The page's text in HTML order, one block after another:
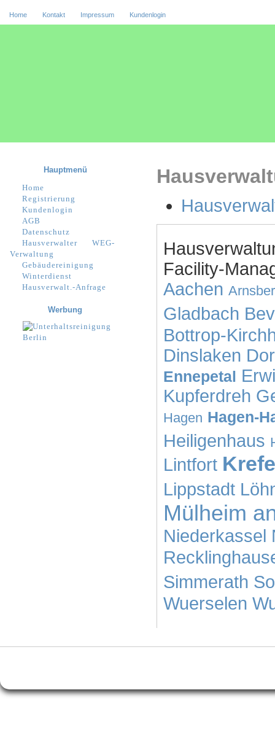
Home Kontakt Impressum Kundenlogin
Facility-
Aachen
Gladbach
Bottrop-
Dinslaken
Ennepetal
Kupferdreh
Hagen Hagen-
Heiligenhaus
Lintfort
Lippstadt
Mülheim
Niederkassel
Simmerath
Wuerselen
Hauptmenü
Home
Registrierung
Kundenlogin
AGB
Datenschutz
Hausverwalter
WEG-
Verwaltung
Gebäudereinigung
Winterdienst
Hausverwalt.-Anfrage
Werbung